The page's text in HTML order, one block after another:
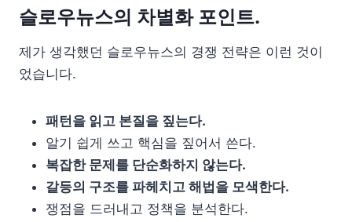
슬로우뉴스의 차별화 포인트.
제가 생각했던 슬로우뉴스의 경쟁 전략은 이런 것이
었습니다.
패턴을 읽고 본질을 짚는다.
알기 쉽게 쓰고 핵심을 짚어서 쓴다.
복잡한 문제를 단순화하지 않는다.
갈등의 구조를 파헤치고 해법을 모색한다.
쟁점을 드러내고 정책을 분석한다.